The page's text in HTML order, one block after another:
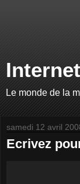
Le monde de la
samedi 12 avril
Ecrivez